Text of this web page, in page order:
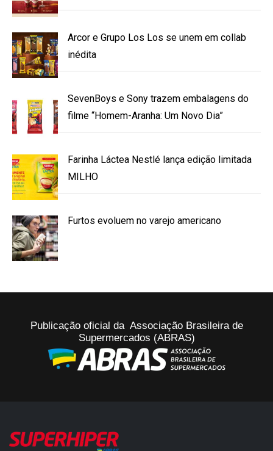
Arcor e Grupo Los Los se unem em collab
inédita
SevenBoys e Sony trazem embalagens do
filme “Homem-Aranha: Um Novo Dia”
Farinha Láctea Nestlé lança edição limitada
MILHO
Furtos evoluem no varejo americano
Publicação oficial da Associação Brasileira de
Supermercados (ABRAS)